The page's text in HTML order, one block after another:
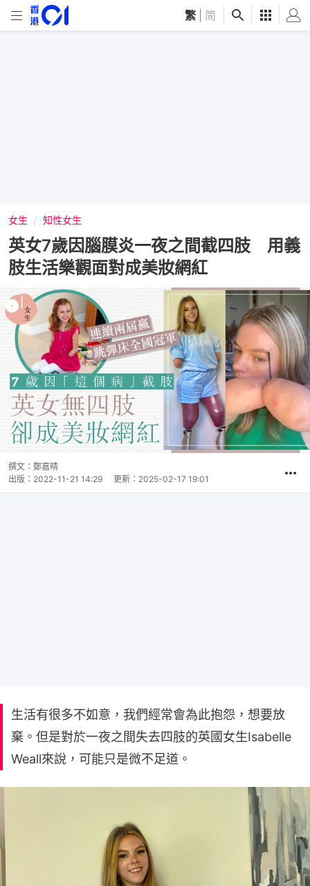
繁 简
女生 知性女生
英女7歲因腦膜炎一夜之間截四肢 用義
肢生活樂觀面對成美妝網紅
撰文： 鄭嘉晴
出版： 2022-11-21 14:29 更新： 2025-02-17 19:01
生活有很多不如意，我們經常會為此抱怨，想要放
棄。但是對於一夜之間失去四肢的英國女生Isabelle
Weall來說，可能只是微不足道。